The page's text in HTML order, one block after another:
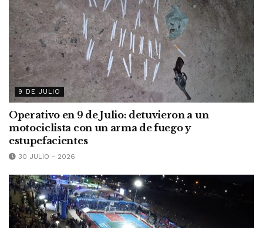
9 DE JULIO
Operativo en 9 de Julio: detuvieron a un
motociclista con un arma de fuego y
estupefacientes
30 JULIO - 2026